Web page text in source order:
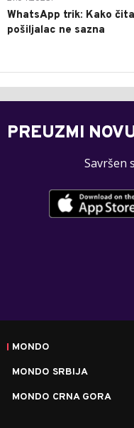
WhatsApp trik: Kako
pošiljalac ne sazna
PREUZMI
Savršen
MONDO
MONDO SRBIJA
MONDO CRNA GORA